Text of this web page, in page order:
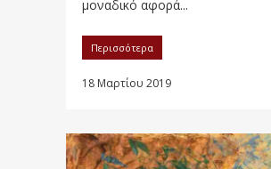
μοναδικό αφορά...
Περισσότερα
18 Μαρτίου 2019